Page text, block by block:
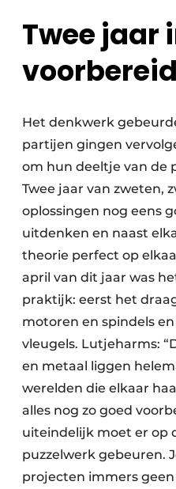
Twee jaar
Het denkwerk
partijen gingen
om hun deeltje van de
Twee jaar van zweten,
oplossingen nog eens
uitdenken en naast
theorie perfect op
april van dit jaar was
praktijk: eerst het
motoren en spindels
vleugels. Lutjeharms:
en metaal liggen
werelden die elkaar
alles nog zo goed
uiteindelijk moet er op
puzzelwerk gebeuren.
projecten immers